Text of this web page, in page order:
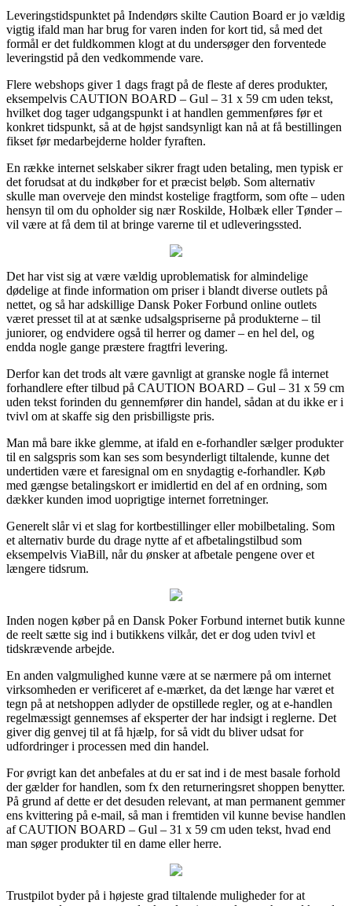
Leveringstidspunktet på Indendørs skilte Caution Board er jo vældig
vigtig ifald man har brug for varen inden for kort tid, så med det
formål er det fuldkommen klogt at du undersøger den forventede
leveringstid på den vedkommende vare.
Flere webshops giver 1 dags fragt på de fleste af deres produkter,
eksempelvis CAUTION BOARD – Gul – 31 x 59 cm uden tekst,
hvilket dog tager udgangspunkt i at handlen gemmenføres før et
konkret tidspunkt, så at de højst sandsynligt kan nå at få bestillingen
fikset før medarbejderne holder fyraften.
En række internet selskaber sikrer fragt uden betaling, men typisk er
det forudsat at du indkøber for et præcist beløb. Som alternativ
skulle man overveje den mindst kostelige fragtform, som ofte – uden
hensyn til om du opholder sig nær Roskilde, Holbæk eller Tønder –
vil være at få dem til at bringe varerne til et udleveringssted.
Det har vist sig at være vældig uproblematisk for almindelige
dødelige at finde information om priser i blandt diverse outlets på
nettet, og så har adskillige Dansk Poker Forbund online outlets
været presset til at at sænke udsalgspriserne på produkterne – til
juniorer, og endvidere også til herrer og damer – en hel del, og
endda nogle gange præstere fragtfri levering.
Derfor kan det trods alt være gavnligt at granske nogle få internet
forhandlere efter tilbud på CAUTION BOARD – Gul – 31 x 59 cm
uden tekst forinden du gennemfører din handel, sådan at du ikke er i
tvivl om at skaffe sig den prisbilligste pris.
Man må bare ikke glemme, at ifald en e-forhandler sælger produkter
til en salgspris som kan ses som besynderligt tiltalende, kunne det
undertiden være et faresignal om en snydagtig e-forhandler. Køb
med gængse betalingskort er imidlertid en del af en ordning, som
dækker kunden imod uoprigtige internet forretninger.
Generelt slår vi et slag for kortbestillinger eller mobilbetaling. Som
et alternativ burde du drage nytte af et afbetalingstilbud som
eksempelvis ViaBill, når du ønsker at afbetale pengene over et
længere tidsrum.
Inden nogen køber på en Dansk Poker Forbund internet butik kunne
de reelt sætte sig ind i butikkens vilkår, det er dog uden tvivl et
tidskrævende arbejde.
En anden valgmulighed kunne være at se nærmere på om internet
virksomheden er verificeret af e-mærket, da det længe har været et
tegn på at netshoppen adlyder de opstillede regler, og at e-handlen
regelmæssigt gennemses af eksperter der har indsigt i reglerne. Det
giver dig genvej til at få hjælp, for så vidt du bliver udsat for
udfordringer i processen med din handel.
For øvrigt kan det anbefales at du er sat ind i de mest basale forhold
der gælder for handlen, som fx den returneringsret shoppen benytter.
På grund af dette er det desuden relevant, at man permanent gemmer
ens kvittering på e-mail, så man i fremtiden vil kunne bevise handlen
af CAUTION BOARD – Gul – 31 x 59 cm uden tekst, hvad end
man søger produkter til en dame eller herre.
Trustpilot byder på i højeste grad tiltalende muligheder for at